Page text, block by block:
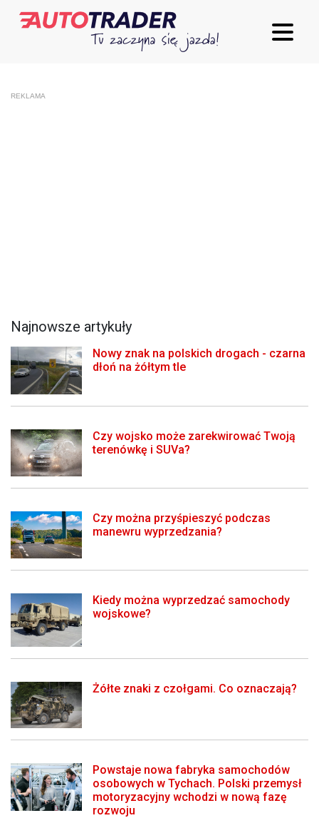
REKLAMA
Najnowsze artykuły
Nowy znak na polskich drogach - czarna
dłoń na żółtym tle
Czy wojsko może zarekwirować Twoją
terenówkę i SUVa?
Czy można przyśpieszyć podczas
manewru wyprzedzania?
Kiedy można wyprzedzać samochody
wojskowe?
Żółte znaki z czołgami. Co oznaczają?
Powstaje nowa fabryka samochodów
osobowych w Tychach. Polski przemysł
motoryzacyjny wchodzi w nową fazę
rozwoju